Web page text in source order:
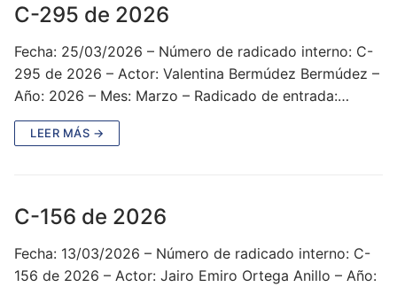
C-295 de 2026
Fecha: 25/03/2026 – Número de radicado interno: C-
295 de 2026 – Actor: Valentina Bermúdez Bermúdez –
Año: 2026 – Mes: Marzo – Radicado de entrada:…
LEER MÁS →
C-156 de 2026
Fecha: 13/03/2026 – Número de radicado interno: C-
156 de 2026 – Actor: Jairo Emiro Ortega Anillo – Año: